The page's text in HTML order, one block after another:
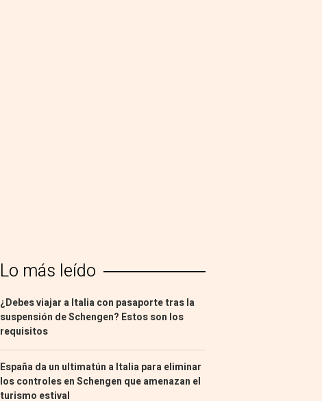
Lo más leído
¿Debes viajar a Italia con pasaporte tras la
suspensión de Schengen? Estos son los
requisitos
España da un ultimatún a Italia para eliminar
los controles en Schengen que amenazan el
turismo estival